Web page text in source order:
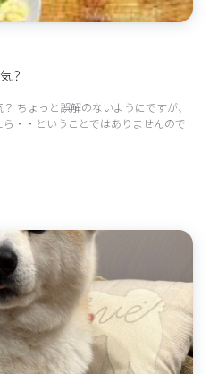
？
ちょっと誤解のないようにですが、
・・ということではありませんので